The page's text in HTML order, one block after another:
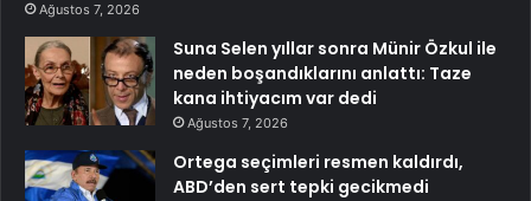
Ağustos 7, 2026
Suna Selen yıllar sonra Münir Özkul ile
neden boşandıklarını anlattı: Taze
kana ihtiyacım var dedi
Ağustos 7, 2026
Ortega seçimleri resmen kaldırdı,
ABD’den sert tepki gecikmedi